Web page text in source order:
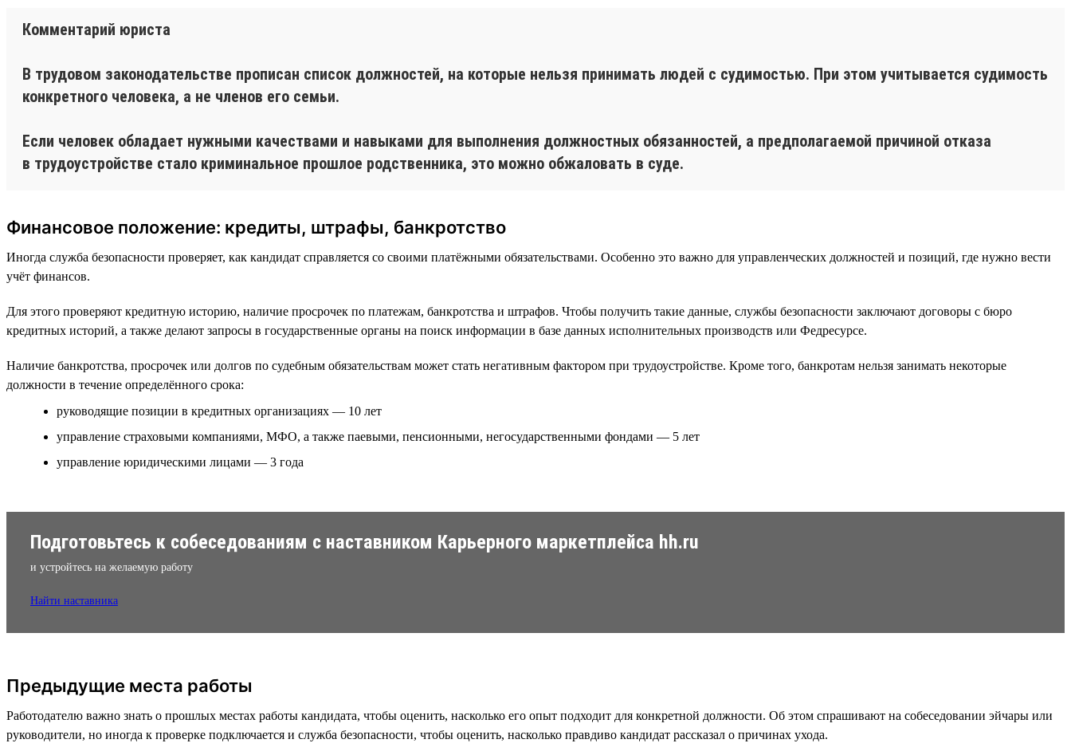
Комментарий юриста
В трудовом законодательстве прописан список должностей, на которые нельзя принимать людей с судимостью. При этом учитывается судимость
конкретного человека, а не членов его семьи.
Если человек обладает нужными качествами и навыками для выполнения должностных обязанностей, а предполагаемой причиной отказа
в трудоустройстве стало криминальное прошлое родственника, это можно обжаловать в суде.
Финансовое положение: кредиты, штрафы, банкротство
Иногда служба безопасности проверяет, как кандидат справляется со своими платёжными обязательствами. Особенно это важно для управленческих должностей и позиций, где нужно вести
учёт финансов.
Для этого проверяют кредитную историю, наличие просрочек по платежам, банкротства и штрафов. Чтобы получить такие данные, службы безопасности заключают договоры с бюро
кредитных историй, а также делают запросы в государственные органы на поиск информации в базе данных исполнительных производств или Федресурсе.
Наличие банкротства, просрочек или долгов по судебным обязательствам может стать негативным фактором при трудоустройстве. Кроме того, банкротам нельзя занимать некоторые
должности в течение определённого срока:
руководящие позиции в кредитных организациях — 10 лет
управление страховыми компаниями, МФО, а также паевыми, пенсионными, негосударственными фондами — 5 лет
управление юридическими лицами — 3 года
Подготовьтесь к собеседованиям с наставником Карьерного маркетплейса hh.ru
и устройтесь на желаемую работу
Найти наставника
Предыдущие места работы
Работодателю важно знать о прошлых местах работы кандидата, чтобы оценить, насколько его опыт подходит для конкретной должности. Об этом спрашивают на собеседовании эйчары или
руководители, но иногда к проверке подключается и служба безопасности, чтобы оценить, насколько правдиво кандидат рассказал о причинах ухода.